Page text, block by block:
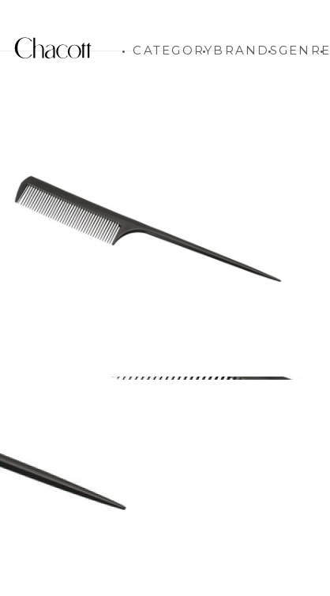
CATEGORYBRANDSGENRE